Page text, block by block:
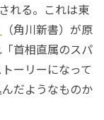
れる。これは東
（角川新書）が原
首相直属のスパ
ーリーになって
だようなものか